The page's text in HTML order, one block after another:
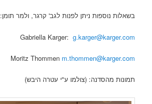
בשאלות נוספות ניתן לפנות לגב' קרגר, ולמר תומן:
Gabriella Karger: g.karger@karger.com
Moritz Thommen m.thommen@karger.com
תמונות מהסדנה: (צולמו ע"י עטרה היבש)